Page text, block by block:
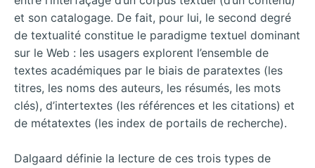
et son catalogage. De fait, pour lui, le second degré
de textualité constitue le paradigme textuel dominant
sur le Web : les usagers explorent l’ensemble de
textes académiques par le biais de paratextes (les
titres, les noms des auteurs, les résumés, les mots
clés), d’intertextes (les références et les citations) et
de métatextes (les index de portails de recherche).
Dalgaard définie la lecture de ces trois types de